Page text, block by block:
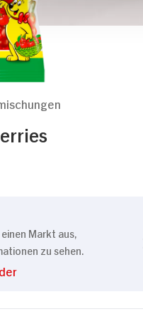
analysieren.
Partner für
Markt aus,
zu sehen.